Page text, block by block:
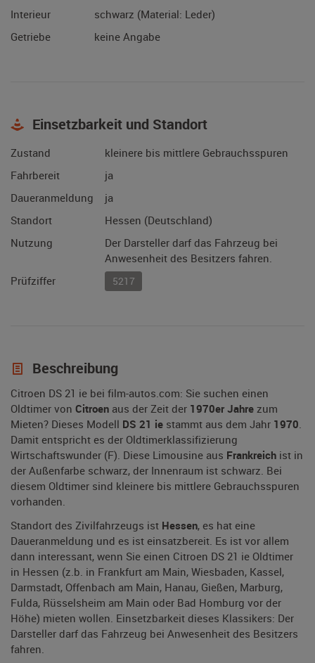
Interieur
schwarz (Material: Leder)
Getriebe
keine Angabe
Einsetzbarkeit und Standort
Zustand
kleinere bis mittlere Gebrauchsspuren
Fahrbereit
ja
Daueranmeldung
ja
Standort
Hessen (Deutschland)
Nutzung
Der Darsteller darf das Fahrzeug bei
Anwesenheit des Besitzers fahren.
Prüfziffer
5217
Beschreibung
Citroen DS 21 ie bei film-autos.com: Sie suchen einen
Oldtimer von Citroen aus der Zeit der 1970er Jahre zum
Mieten? Dieses Modell DS 21 ie stammt aus dem Jahr 1970.
Damit entspricht es der Oldtimerklassifizierung
Wirtschaftswunder (F). Diese Limousine aus Frankreich ist in
der Außenfarbe schwarz, der Innenraum ist schwarz. Bei
diesem Oldtimer sind kleinere bis mittlere Gebrauchsspuren
vorhanden.
Standort des Zivilfahrzeugs ist Hessen, es hat eine
Daueranmeldung und es ist einsatzbereit. Es ist vor allem
dann interessant, wenn Sie einen Citroen DS 21 ie Oldtimer
in Hessen (z.b. in Frankfurt am Main, Wiesbaden, Kassel,
Darmstadt, Offenbach am Main, Hanau, Gießen, Marburg,
Fulda, Rüsselsheim am Main oder Bad Homburg vor der
Höhe) mieten wollen. Einsetzbarkeit dieses Klassikers: Der
Darsteller darf das Fahrzeug bei Anwesenheit des Besitzers
fahren.